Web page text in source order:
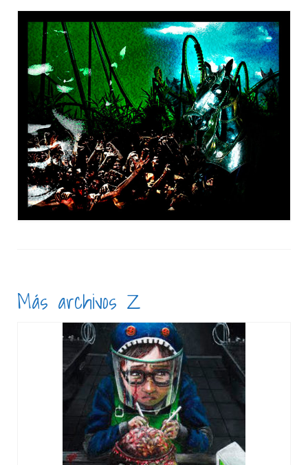
Más archivos Z